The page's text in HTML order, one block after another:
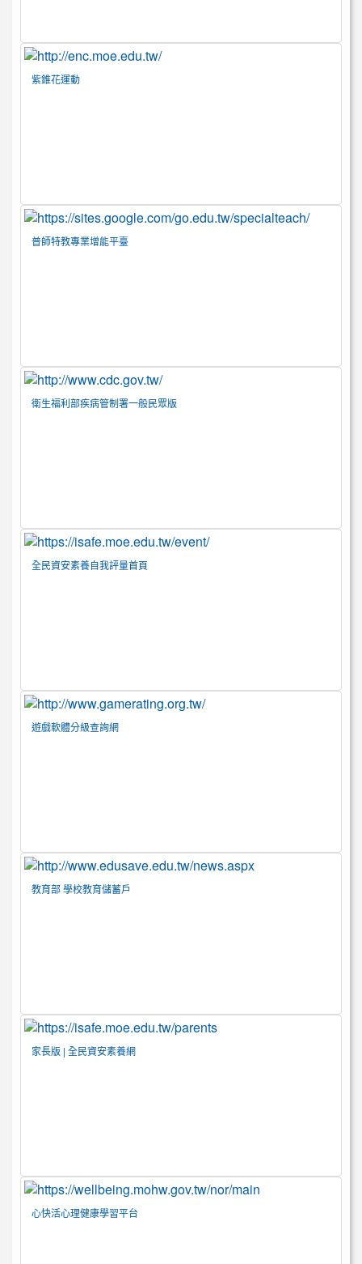
紫錐花運動
普師特教專業增能平臺
衛生福利部疾病管制署一般民眾版
全民資安素養自我評量首頁
遊戲軟體分級查詢網
教育部 學校教育儲蓄戶
家長版 | 全民資安素養網
心快活心理健康學習平台